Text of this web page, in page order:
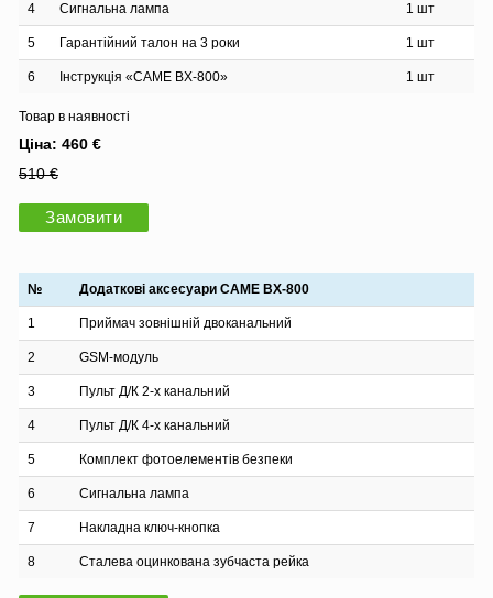
4 Сигнальна лампа 1 шт
5 Гарантійний талон на 3 роки 1 шт
6 Інструкція «CAME BX-800» 1 шт
Товар в наявності
Ціна: 460 €
510 €
Замовити
№ Додаткові аксесуари CAME BX-800
1 Приймач зовнішній двоканальний
2 GSM-модуль
3 Пульт Д/К 2-х канальний
4 Пульт Д/К 4-х канальний
5 Комплект фотоелементів безпеки
6 Сигнальна лампа
7 Накладна ключ-кнопка
8 Сталева оцинкована зубчаста рейка